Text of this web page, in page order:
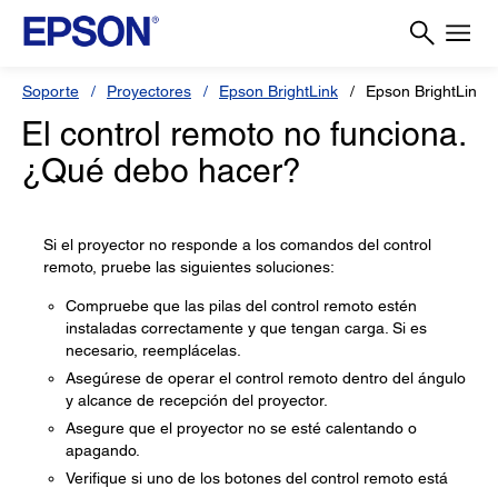
Soporte Proyectores Epson BrightLink Epson BrightLink
El control remoto no funciona.
¿Qué debo hacer?
Si el proyector no responde a los comandos del control
remoto, pruebe las siguientes soluciones:
Compruebe que las pilas del control remoto estén
instaladas correctamente y que tengan carga. Si es
necesario, reemplácelas.
Asegúrese de operar el control remoto dentro del ángulo
y alcance de recepción del proyector.
Asegure que el proyector no se esté calentando o
apagando.
Verifique si uno de los botones del control remoto está